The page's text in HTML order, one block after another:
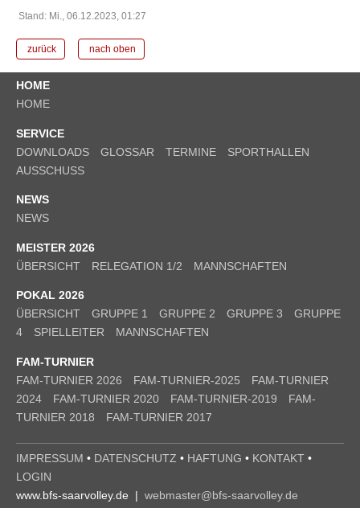
Stand: Mi., 06.12.2023, 01:27
zurück nach oben
HOME
HOME
SERVICE
DOWNLOADS
GLOSSAR TERMINE
SPORTHALLEN
AUSSCHUSS
NEWS
NEWS
MEISTER 2026
ÜBERSICHT
RELEGATION 1/2 MANNSCHAFTEN
POKAL 2026
ÜBERSICHT
GRUPPE 1 GRUPPE 2 GRUPPE 3
GRUPPE
4
SPIELLEITER MANNSCHAFTEN
FAM-TURNIER
FAM-TURNIER 2026
FAM-TURNIER-2025
FAM-TURNIER
2024
FAM-TURNIER 2020 FAM-TURNIER-2019
FAM-
TURNIER 2018
FAM-TURNIER 2017
IMPRESSUM • DATENSCHUTZ • HAFTUNG • KONTAKT •
LOGIN
www.bfs-saarvolley.de |
webmaster@bfs-saarvolley.de